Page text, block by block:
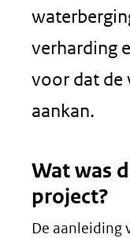
verharding
voor dat de
aankan.
Wat was
project?
De aanleiding